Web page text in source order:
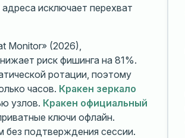
адреса исключает перехват
Monitor» (2026),
риск фишинга на 81%.
ротации, поэтому
часов. Кракен зеркало
узлов. Кракен официальный
ключи офлайн.
подтверждения сессии.